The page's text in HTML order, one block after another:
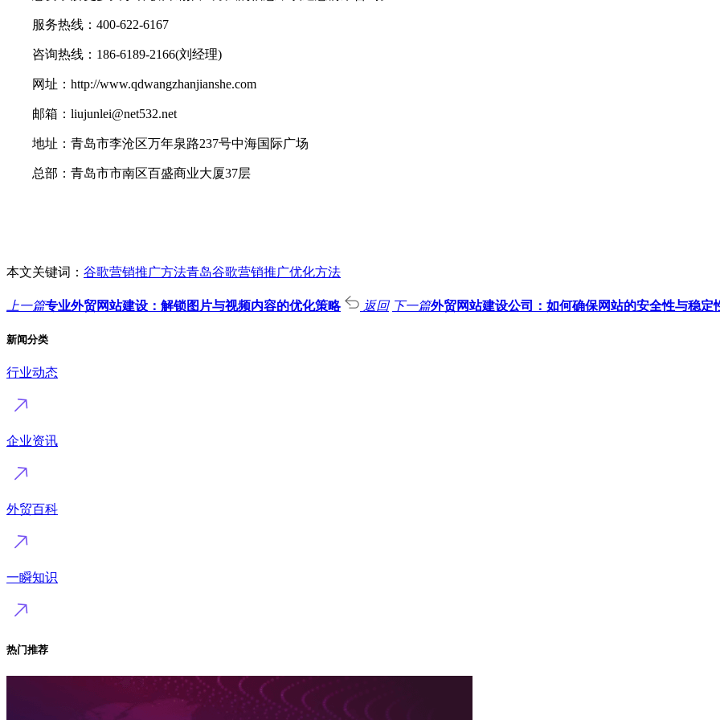
服务热线：400-622-6167
咨询热线：186-6189-2166(刘经理)
网址：http://www.qdwangzhanjianshe.com
邮箱：liujunlei@net532.net
地址：青岛市李沧区万年泉路237号中海国际广场
总部：青岛市市南区百盛商业大厦37层
本文关键词： 谷歌营销推广方法青岛谷歌营销推广优化方法
上一篇专业外贸网站建设：解锁图片与视频内容的优化策略 返回 下一篇外贸网站建设公司：如何确保网站的安全性与稳定
新闻分类
行业动态
企业资讯
外贸百科
一瞬知识
热门推荐